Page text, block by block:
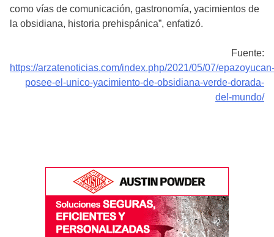
como vías de comunicación, gastronomía, yacimientos de
la obsidiana, historia prehispánica”, enfatizó.
Fuente:
https://arzatenoticias.com/index.php/2021/05/07/epazoyucan-
posee-el-unico-yacimiento-de-obsidiana-verde-dorada-
del-mundo/